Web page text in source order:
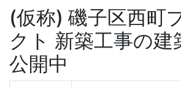
(仮称) 磯子区西町
クト 新築工事の建
公開中